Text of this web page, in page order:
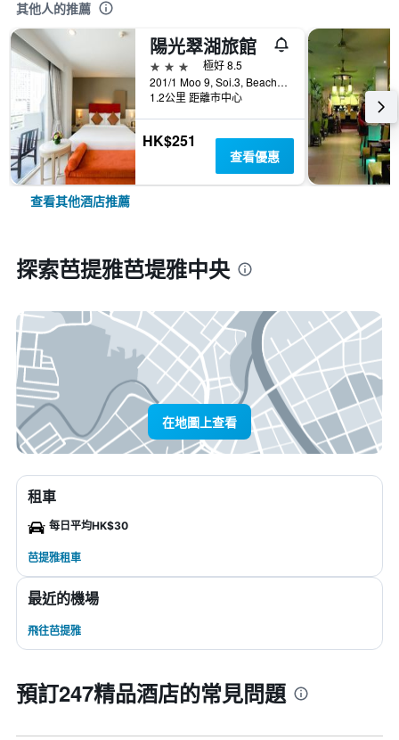
其他人的推薦
陽光翠湖旅館
3星級
極好 8.5
201/1 Moo 9, Soi.3, Beach Rd., 芭達雅, 泰國
1.2公里 距離市中心
HK$251
查看優惠
查看其他酒店推薦
探索芭提雅芭堤雅中央
在地圖上查看
租車
每日平均HK$30
芭提雅租車
最近的機場
飛往芭提雅
預訂247精品酒店的常見問題